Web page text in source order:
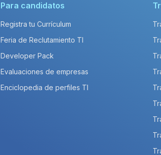
Para candidatos
Registra tu Currículum
Feria de Reclutamiento TI
Developer Pack
Evaluaciones de empresas
Enciclopedia de perfiles TI